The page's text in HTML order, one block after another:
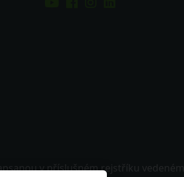
v příslušném rejstříku vedeném